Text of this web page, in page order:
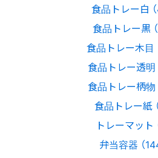
食品トレー白 （
食品トレー黒 （
食品トレー木目
食品トレー透明
食品トレー柄物
食品トレー紙
トレーマット
弁当容器 （